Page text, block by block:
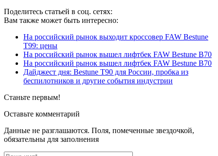
Поделитесь статьей в соц. сетях:
Вам также может быть интересно:
На российский рынок выходит кроссовер FAW Bestune
T99: цены
На российский рынок вышел лифтбек FAW Bestune B70
На российский рынок вышел лифтбек FAW Bestune B70
Дайджест дня: Bestune T90 для России, пробка из
беспилотников и другие события индустрии
Станьте первым!
Оставьте комментарий
Данные не разглашаются. Поля, помеченные звездочкой,
обязательны для заполнения